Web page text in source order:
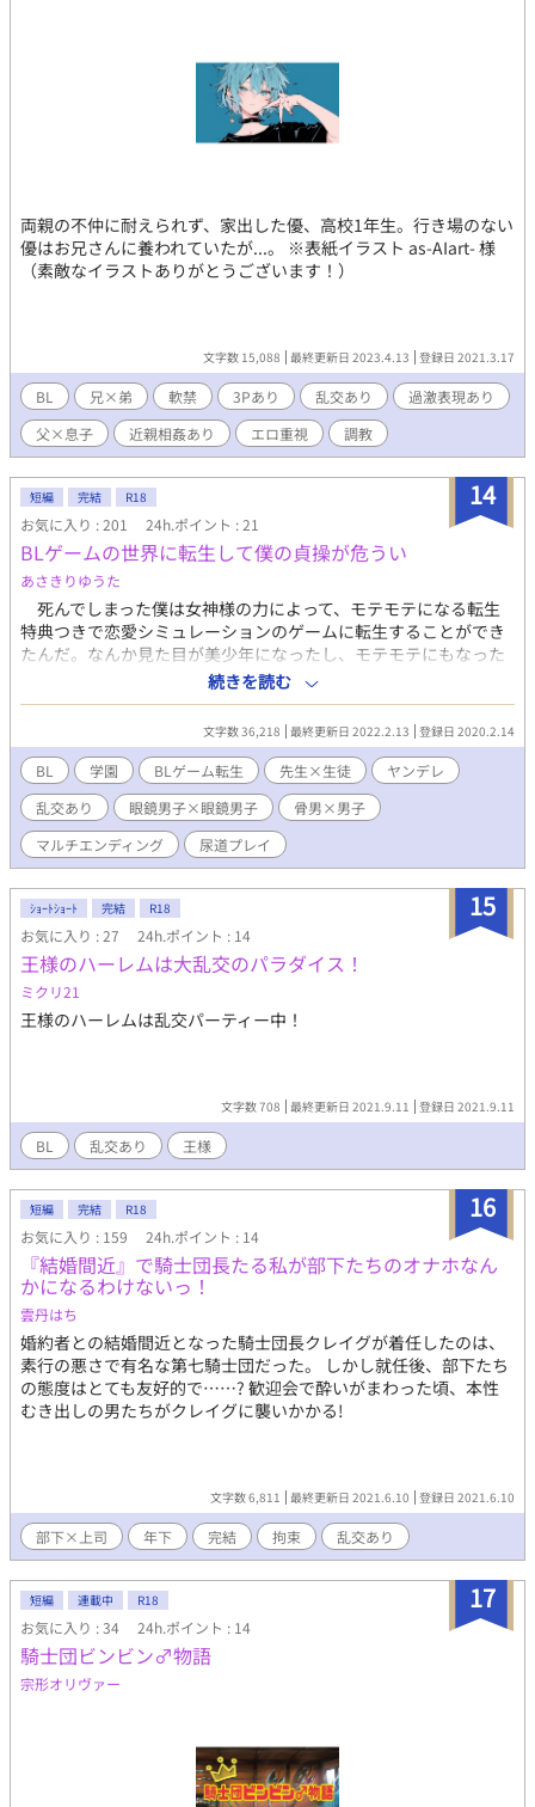
ル内の撮影スタジオ。照明の白熱が肌を焦がす中、レスリング部
員との設定で撮影が始まる。インタビューでぎこちなく笑う二
人、キスで舌が絡みつくぬめり、乳首を甘噛みするざらつき――
前戯の波が藤政の抵抗を少しずつ溶かす。片岡の18cm巨根が、バ
藤政の表情が、恍惚を湛える。繰り返される寸止めに耐えかねた
懇願の声が、スタジオの空気を震わせる。ついに、片岡の巨根が
藤政のアナルを根元まで貫き、白濁の予感を孕んだ脈動が内壁を
室への帰還がさらなる連鎖を呼び起こし、シャワールームの湯気
の中で部員たちの肉体が溶け合う気配が、渇望をさらに膨張させ
る。フレームの外側で、欲の渦は静かに広がっていく。 （過激な
描写を含むため、18歳以上の読者に限定） 【「男子体操部シリー
ズ」の第6作です。これまでの５作を先に読んでいただけると、な
お一層お楽しみいただけます！】
両親の不仲に耐えられず、家出した優、高校1年生。行き場のない
優はお兄さんに養われていたが...。 ※表紙イラスト as-AIart- 様
（素敵なイラストありがとうございます！）
文字数 15,088 最終更新日 2023.4.13 登録日 2021.3.17
BL 兄×弟 軟禁 3Pあり 乱交あり
過激表現あり
父×息子
近親相姦あり エロ重視 調教
14
短編 完結 R18
お気に入り : 201 24h.ポイント : 21
BLゲームの世界に転生して僕の貞操が危うい
あさきりゆうた
死んでしまった僕は女神様の力によって、モテモテになる転生
特典つきで恋愛シミュレーションのゲームに転生することができ
たんだ。なんか見た目が美少年になったし、モテモテにもなった
から、これで美少女達がよってきて、夢のハーレムができるぞ！
と思った。 でも来たのはBLゲームの世界だった！？ モテモテの
転生特典で男達に言い寄られるわ、恋愛フラグたちまくるわで、
僕の貞操が危ない！ 絶対この体は守りきるぞ！！ ※Ｒ１８描写も
一応あります。ＢＬ苦手な方はご遠慮ください。 20.08.01 第
二話公開しました。なんか、六か月たってからの二話ですいませ
ん。Ｒ１８描写ないけど、さっそく一つになりました♂ 21.05.11
まさかの第3話。こんな頭のおかしいＢＬを思いつくのは自分位
でしょう。ギャグだか、ホラーだか、エロイんだかよく分からな
しました。眼鏡男子同士のキス、マスク越しのディープキス、ク
ラスメート男子全員で乱交、もうこれで最終回でもいいような内
容になりました。 21.05.16 5話です。まさか骨男に愛されるBLな
んて誰も書かんかったやろうな。マニアックだけど、流石に骨男
は攻めです。受けにはできませんでした。 21.05.17 6話です。南
国の褐色男子を嫁にし、ぼて腹にしたいがだけに考えました。そ
しました。また、褐色少年の話の続編がうまく思いつかず、強引
に終わらせてしまったぜ。ということでおわびとして、新作のえ
ちえちなお話を一つ投稿しました。生徒会長×ヤンキーネタとな
ります。 22.02.13 「生徒会長は激しく性徒指導」を投稿しまし
た。気が付けばドSな生徒会長最高という気持ちで文章を書いてい
ました。調子に乗って「夏休みの自由研究は友人を監禁しての観
察日記！？」まで投稿しました。筆が乗りました。 そして同日
さらに調子にのって最終回まで書きました。私自身アルファポリ
スで連載をほったらかしている作品が多く、この作品だけでもや
りたいことを一度すべてやって完結させた方がいいという結論に
至りました。ですが、もし気が向けば、また別の新たなるキャラ
を登場させたりして、新しい話を書こうかなと考えています。ひ
とまずさよなら、また会いましょう。そういった感じとなりま
す。
続きを読む
文字数 36,218 最終更新日 2022.2.13 登録日 2020.2.14
BL 学園 BLゲーム転生 先生×生徒
ヤンデレ
乱交あり
眼鏡男子×眼鏡男子
骨男×男子
マルチエンディング
尿道プレイ
15
ｼｮｰﾄｼｮｰﾄ 完結 R18
お気に入り : 27 24h.ポイント : 14
王様のハーレムは大乱交のパラダイス！
ミクリ21
王様のハーレムは乱交パーティー中！
文字数 708 最終更新日 2021.9.11 登録日 2021.9.11
BL 乱交あり 王様
16
短編 完結 R18
お気に入り : 159 24h.ポイント : 14
『結婚間近』で騎士団長たる私が部下たちのオナホなん
かになるわけないっ！
雲丹はち
婚約者との結婚間近となった騎士団長クレイグが着任したのは、
素行の悪さで有名な第七騎士団だった。 しかし就任後、部下たち
の態度はとても友好的で……? 歓迎会で酔いがまわった頃、本性
むき出しの男たちがクレイグに襲いかかる!
文字数 6,811 最終更新日 2021.6.10 登録日 2021.6.10
部下×上司 年下 完結 拘束 乱交あり
17
短編 連載中 R18
お気に入り : 34 24h.ポイント : 14
騎士団ビンビン♂物語
宗形オリヴァー